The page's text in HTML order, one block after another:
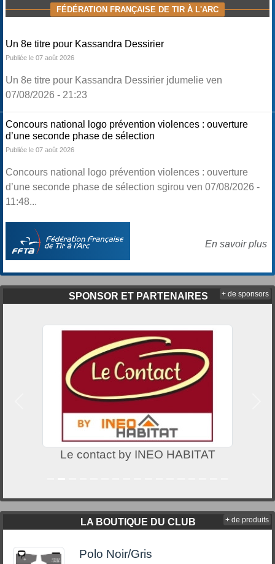
FÉDÉRATION FRANÇAISE DE TIR À L'ARC
Un 8e titre pour Kassandra Dessirier
Publiée le 07 août 2026
Un 8e titre pour Kassandra Dessirier jdumelie ven
07/08/2026 - 21:23
Concours national logo prévention violences : ouverture
d’une seconde phase de sélection
Publiée le 07 août 2026
Concours national logo prévention violences : ouverture
d’une seconde phase de sélection sgirou ven 07/08/2026 -
11:48...
En savoir plus
SPONSOR ET PARTENAIRES
Le contact by INEO HABITAT
+ de sponsors
LA BOUTIQUE DU CLUB
Polo Noir/Gris
+ de produits